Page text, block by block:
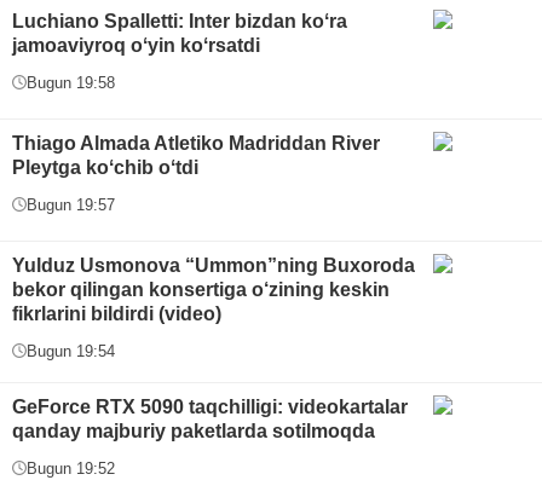
Luchiano Spalletti: Inter bizdan koʻra
jamoaviyroq oʻyin koʻrsatdi
Bugun 19:58
Thiago Almada Atletiko Madriddan River
Pleytga koʻchib oʻtdi
Bugun 19:57
Yulduz Usmonova “Ummon”ning Buxoroda
bekor qilingan konsertiga o‘zining keskin
fikrlarini bildirdi (video)
Bugun 19:54
GeForce RTX 5090 taqchilligi: videokartalar
qanday majburiy paketlarda sotilmoqda
Bugun 19:52